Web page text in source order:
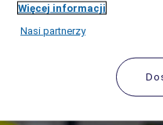
Więcej informacji
Nasi partnerzy